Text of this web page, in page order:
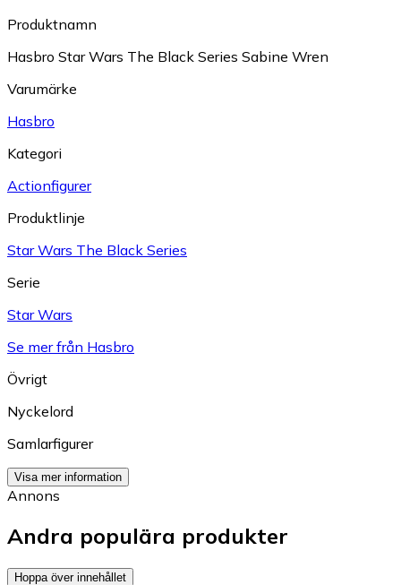
Produktnamn
Hasbro Star Wars The Black Series Sabine Wren
Varumärke
Hasbro
Kategori
Actionfigurer
Produktlinje
Star Wars The Black Series
Serie
Star Wars
Se mer från Hasbro
Övrigt
Nyckelord
Samlarfigurer
Visa mer information
Annons
Andra populära produkter
Hoppa över innehållet